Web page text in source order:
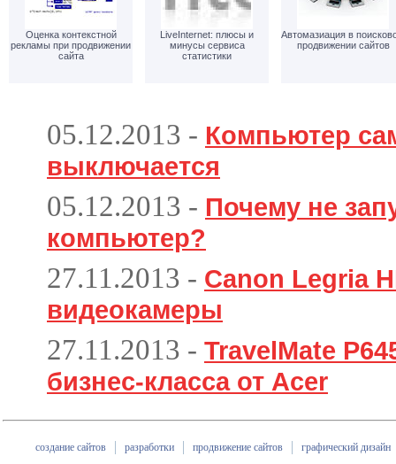
Оценка контекстной
рекламы при продвижении
сайта
LiveInternet: плюсы и
минусы сервиса
статистики
Автомазиация в
продвижении сайтов
05.12.2013 - Компьютер
выключается
05.12.2013 - Почему не
компьютер?
27.11.2013 - Canon Legria
видеокамеры
27.11.2013 - TravelMate
бизнес-класса от Acer
создание сайтов разработки продвижение сайтов графический дизайн